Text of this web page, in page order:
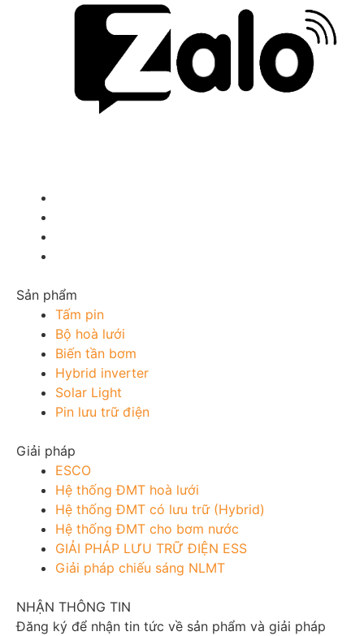
Sản phẩm
Tấm pin
Bộ hoà lưới
Biến tần bơm
Hybrid inverter
Solar Light
Pin lưu trữ điện
Giải pháp
ESCO
Hệ thống ĐMT hoà lưới
Hệ thống ĐMT có lưu trữ (Hybrid)
Hệ thống ĐMT cho bơm nước
GIẢI PHÁP LƯU TRỮ ĐIỆN ESS
Giải pháp chiếu sáng NLMT
NHẬN THÔNG TIN
Đăng ký để nhận tin tức về sản phẩm và giải pháp